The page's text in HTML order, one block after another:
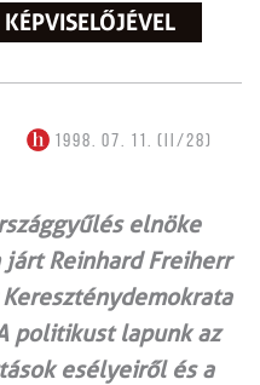
1998. 07. 11. (II/28)
elnöke
Reinhard Freiherr
politikust lapunk az
esélyeiről és a